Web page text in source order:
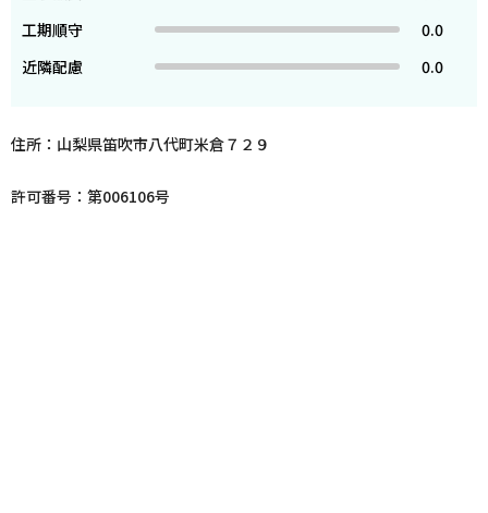
工期順守
0.0
近隣配慮
0.0
住所：山梨県笛吹市八代町米倉７２９
許可番号：第006106号